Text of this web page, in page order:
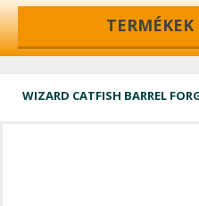
WIZARD CATFISH BARREL